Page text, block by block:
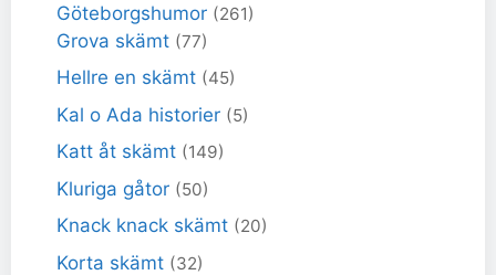
Göteborgshumor (261)
Grova skämt (77)
Hellre en skämt (45)
Kal o Ada historier (5)
Katt åt skämt (149)
Kluriga gåtor (50)
Knack knack skämt (20)
Korta skämt (32)